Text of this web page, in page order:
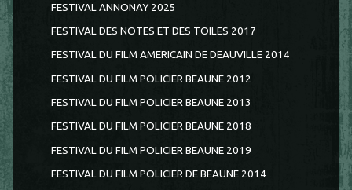
FESTIVAL ANNONAY 2025
FESTIVAL DES NOTES ET DES TOILES 2017
FESTIVAL DU FILM AMERICAIN DE DEAUVILLE 2014
FESTIVAL DU FILM POLICIER BEAUNE 2012
FESTIVAL DU FILM POLICIER BEAUNE 2013
FESTIVAL DU FILM POLICIER BEAUNE 2018
FESTIVAL DU FILM POLICIER BEAUNE 2019
FESTIVAL DU FILM POLICIER DE BEAUNE 2014